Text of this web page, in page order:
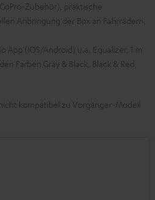
Zubehör), praktische
Anbringung der Box an Fahrrädern,
App (iOS/Android) u.a. Equalizer, 1 m
Farben Gray & Black, Black & Red,
nicht kompatibel zu Vorgänger-Modell